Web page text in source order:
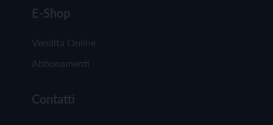
E-Shop
Vendita Online
Abbonamenti
Contatti